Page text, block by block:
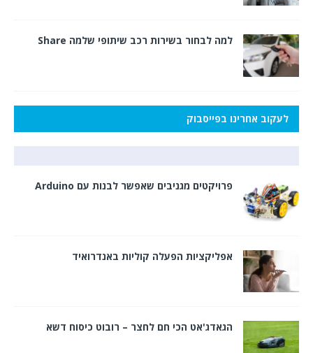
למה לבחור בשירות רכב שיתופי שלמה Share
לעקוב אחרינו בפייסבוק
פרויקטים מגניבים שאפשר לבנות עם Arduino
אפליקציות הפעלה קוליות באנדרואיד
הגאדג'אט הכי חם לחצר – רובוט כיסוח דשא